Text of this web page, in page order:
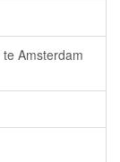
Amsterdam